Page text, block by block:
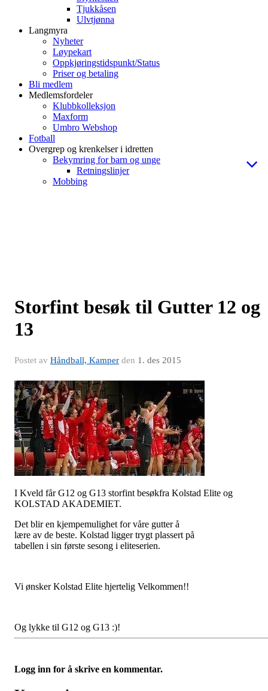
Tjukkåsen
Ulvtjønna
Langmyra
Nyheter
Løypekart
Oppkjøringstidspunkt/Status
Priser og betaling
Bli medlem
Medlemsfordeler
Klubbkolleksjon
Maxform
Umbro Webshop
Fotball
Overgrep og krenkelser i idretten
Bekymring for barn og unge
Retningslinjer
Mobbing
Storfint besøk til Gutter 12 og
13
Postet av Håndball, Kamper den 1. des 2015
I Kveld får G12 og G13 storfint besøkfra Kolstad Elite og
KOLSTAD AKADEMIET.
Det blir en kjempemulighet for våre gutter å
lære av de beste. Kolstad ligger trygt plassert på
tabellen i sin første sesong i eliteserien.
Vi ønsker Kolstad Elite hjertelig Velkommen!!
Og lykke til G12 og G13 :)!
Logg inn for å skrive en kommentar.